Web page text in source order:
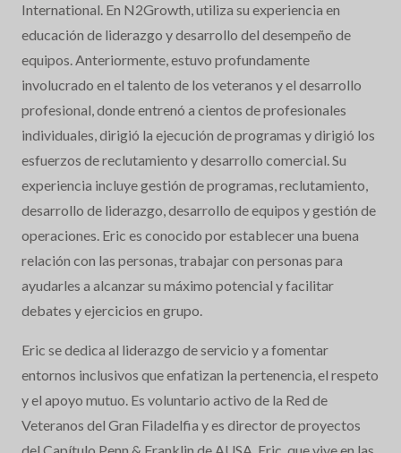
International. En N2Growth, utiliza su experiencia en
educación de liderazgo y desarrollo del desempeño de
equipos. Anteriormente, estuvo profundamente
involucrado en el talento de los veteranos y el desarrollo
profesional, donde entrenó a cientos de profesionales
individuales, dirigió la ejecución de programas y dirigió los
esfuerzos de reclutamiento y desarrollo comercial. Su
experiencia incluye gestión de programas, reclutamiento,
desarrollo de liderazgo, desarrollo de equipos y gestión de
operaciones. Eric es conocido por establecer una buena
relación con las personas, trabajar con personas para
ayudarles a alcanzar su máximo potencial y facilitar
debates y ejercicios en grupo.
Eric se dedica al liderazgo de servicio y a fomentar
entornos inclusivos que enfatizan la pertenencia, el respeto
y el apoyo mutuo. Es voluntario activo de la Red de
Veteranos del Gran Filadelfia y es director de proyectos